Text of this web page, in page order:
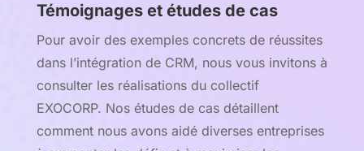
Témoignages et études de cas
Pour avoir des exemples concrets de réussites
dans l’intégration de CRM, nous vous invitons à
consulter les réalisations du collectif
EXOCORP. Nos études de cas détaillent
comment nous avons aidé diverses entreprises